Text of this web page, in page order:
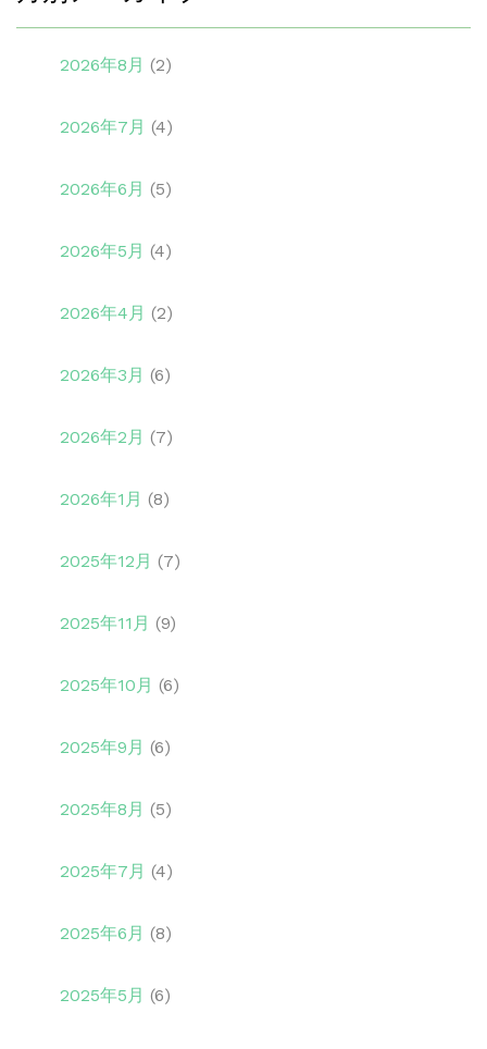
2026年8月 (2)
2026年7月 (4)
2026年6月 (5)
2026年5月 (4)
2026年4月 (2)
2026年3月 (6)
2026年2月 (7)
2026年1月 (8)
2025年12月 (7)
2025年11月 (9)
2025年10月 (6)
2025年9月 (6)
2025年8月 (5)
2025年7月 (4)
2025年6月 (8)
2025年5月 (6)